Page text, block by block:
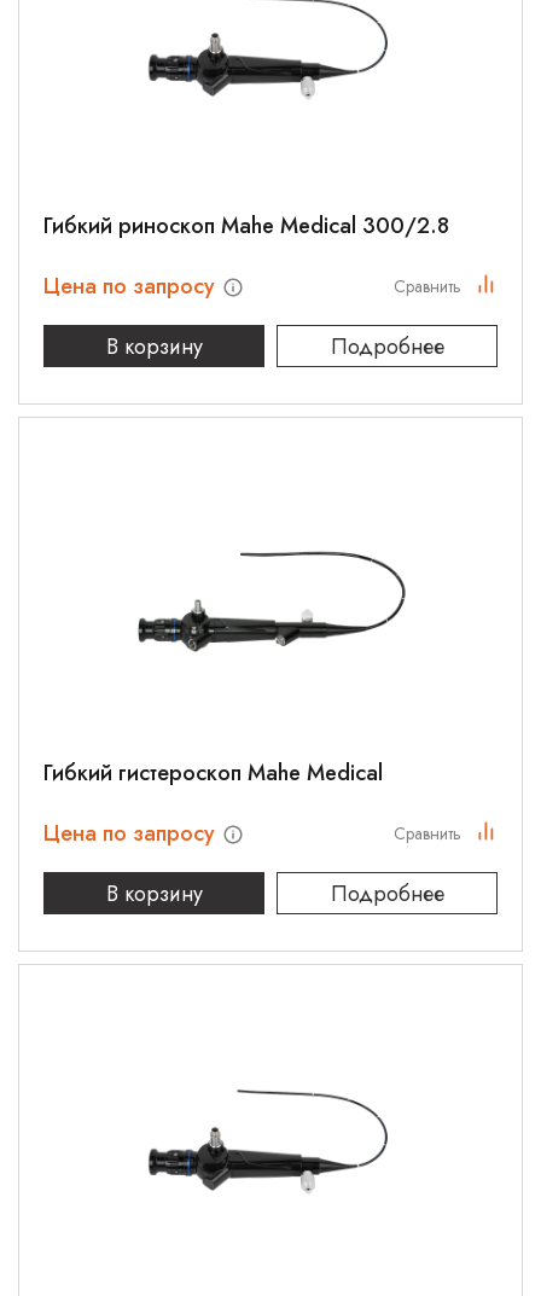
Гибкий риноскоп Mahe Medical 300/2.8
Цена по запросу
В корзину
Подробнее
Сравнить
Гибкий гистероскоп Mahe Medical
Цена по запросу
В корзину
Подробнее
Сравнить